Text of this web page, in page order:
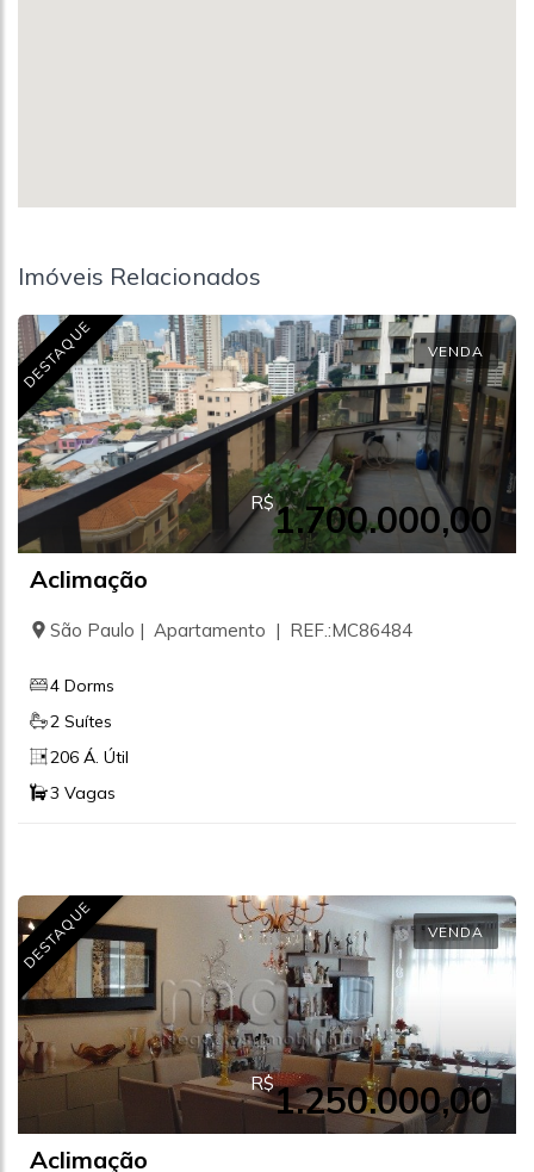
Imóveis Relacionados
DESTAQUE VENDA
R$1.700.000,00
Aclimação
São Paulo | Apartamento | REF.:MC86484
4 Dorms
2 Suítes
206 Á. Útil
3 Vagas
DESTAQUE VENDA
R$1.250.000,00
Aclimação